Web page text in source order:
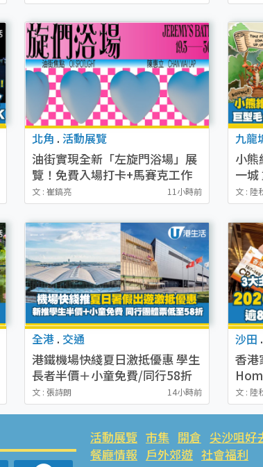
北角 . 活動展覽
油街實現全新「左旋門浴場」展
覽！免費入場打卡+馬賽克工作
坊 附報名方法
文 : 崔鎬亮 11小時前
九龍
小熊
一城
家限
文 : 陸
全港 . 交通
港鐵機場快綫夏日激抵優惠 學生
長者半價＋小童免費/同行58折
再贏免費車票
文 : 張詩朗 14小時前
沙田 .
香港
搶名
床架
文 : 陸
活動展覽 市集 開倉 尖沙咀好
餐廳情報 戶外郊遊 社會福利